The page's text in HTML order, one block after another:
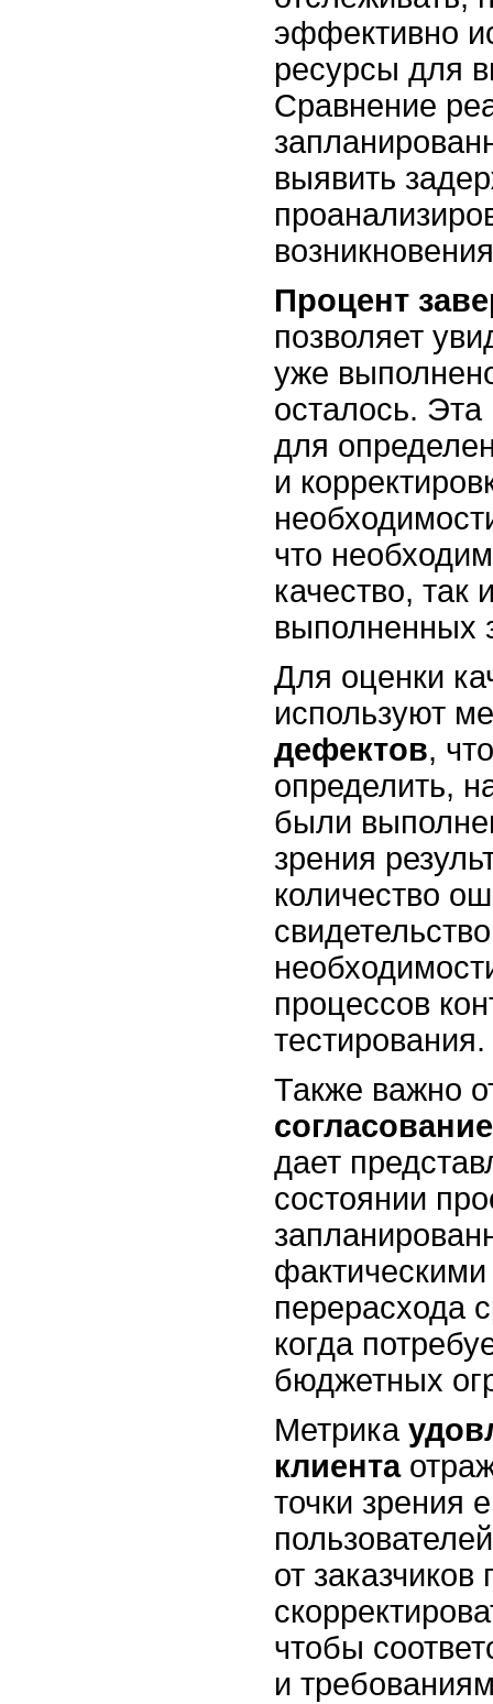
эффективно
ресурсы для
Сравнение
выявить
Процент
позволяет
уже
осталось.
для
и
что
качество, так
выполненных
Для оценки
используют
дефектов,
определить,
были
зрения
количество
процессов
тестирования.
Также важно
дает
состоянии
перерасхода
когда
бюджетных
Метрика
клиента
точки зрения
от заказчиков
чтобы
и